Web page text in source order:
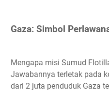
Gaza: Simbol
Mengapa misi Sumud
Jawabannya terletak pada
dari 2 juta penduduk Gaza